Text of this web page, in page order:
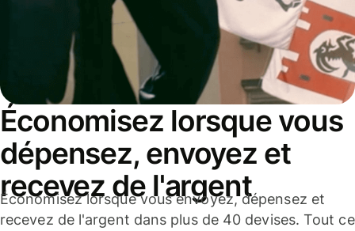
Économisez lorsque vous
dépensez, envoyez et
recevez de l'argent
Économisez lorsque vous envoyez, dépensez et
recevez de l'argent dans plus de 40 devises. Tout ce